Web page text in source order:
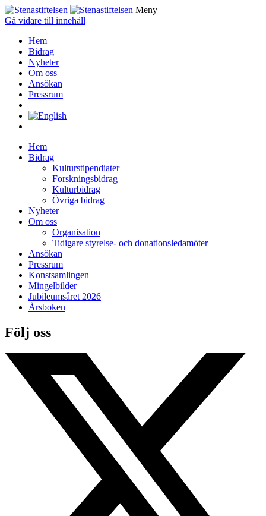
Meny
Gå vidare till innehåll
Hem
Bidrag
Nyheter
Om oss
Ansökan
Pressrum
Hem
Bidrag
Kulturstipendiater
Forskningsbidrag
Kulturbidrag
Övriga bidrag
Nyheter
Om oss
Organisation
Tidigare styrelse- och donationsledamöter
Ansökan
Pressrum
Konstsamlingen
Mingelbilder
Jubileumsåret 2026
Årsboken
Följ oss